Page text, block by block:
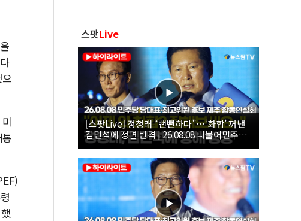
스팟Live
[스팟Live] 정청래 “뻔뻔하다”…‘화합’ 꺼낸
김민석에 정면 반격 | 26.08.08 더불어민주당
당대표·최고위원 후보 제주 합동연설회